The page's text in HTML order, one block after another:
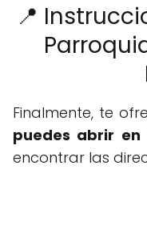
📍
Finalmente, te
puedes abrir
encontrar las